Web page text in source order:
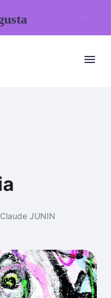
JUNIN